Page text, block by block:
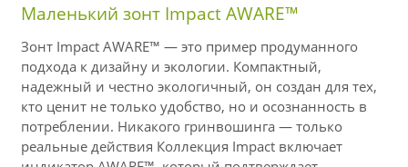
Маленький зонт Impact AWARE™
Зонт Impact AWARE™ — это пример продуманного
подхода к дизайну и экологии. Компактный,
надежный и честно экологичный, он создан для тех,
кто ценит не только удобство, но и осознанность в
потреблении. Никакого гринвошинга — только
реальные действия Коллекция Impact включает